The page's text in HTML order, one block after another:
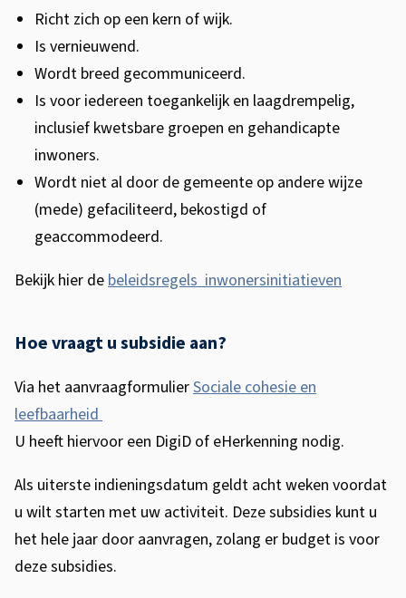
Richt zich op een kern of wijk.
Is vernieuwend.
Wordt breed gecommuniceerd.
Is voor iedereen toegankelijk en laagdrempelig,
inclusief kwetsbare groepen en gehandicapte
inwoners.
Wordt niet al door de gemeente op andere wijze
(mede) gefaciliteerd, bekostigd of
geaccommodeerd.
Bekijk hier debeleidsregels inwonersinitiatieven
Hoe vraagt u subsidie aan?
Via het aanvraagformulierSociale cohesie en
leefbaarheid
U heeft hiervoor een DigiD of eHerkenning nodig.
Als uiterste indieningsdatum geldt acht weken voordat
u wilt starten met uw activiteit. Deze subsidies kunt u
het hele jaar door aanvragen, zolang er budget is voor
deze subsidies.